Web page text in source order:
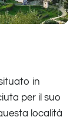
in
per il suo
località